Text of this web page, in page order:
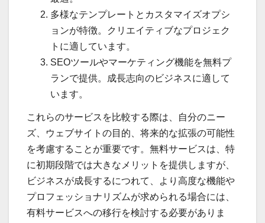
多様なテンプレートとカスタマイズオプシ
ョンが特徴。クリエイティブなプロジェク
トに適しています。
SEOツールやマーケティング機能を無料プ
ランで提供。成長志向のビジネスに適して
います。
これらのサービスを比較する際は、自分のニー
ズ、ウェブサイトの目的、将来的な拡張の可能性
を考慮することが重要です。無料サービスは、特
に初期段階では大きなメリットを提供しますが、
ビジネスが成長するにつれて、より高度な機能や
プロフェッショナリズムが求められる場合には、
有料サービスへの移行を検討する必要がありま